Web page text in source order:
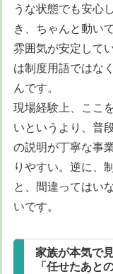
うな状態でも安心
き、ちゃんと動い
雰囲気が安定して
は制度用語ではなく
んです。
現場経験上、ここ
いというより、普
の説明が丁寧な事
りやすい。逆に、
と、間違ってはい
いです。
家族が本気で
「任せたあと